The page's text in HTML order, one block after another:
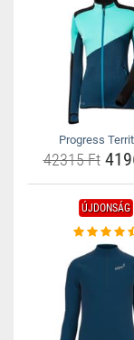
Progress
42315 Ft
ÚJDONSÁG